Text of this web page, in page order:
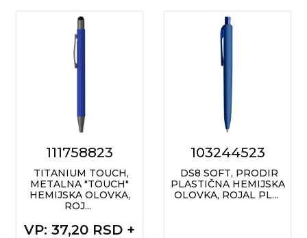
111758823
TITANIUM TOUCH,
METALNA "TOUCH"
HEMIJSKA OLOVKA,
ROJ...
VP: 37,20 RSD +
103244523
DS8 SOFT, PRODIR
PLASTIČNA HEMIJSKA
OLOVKA, ROJAL PL...